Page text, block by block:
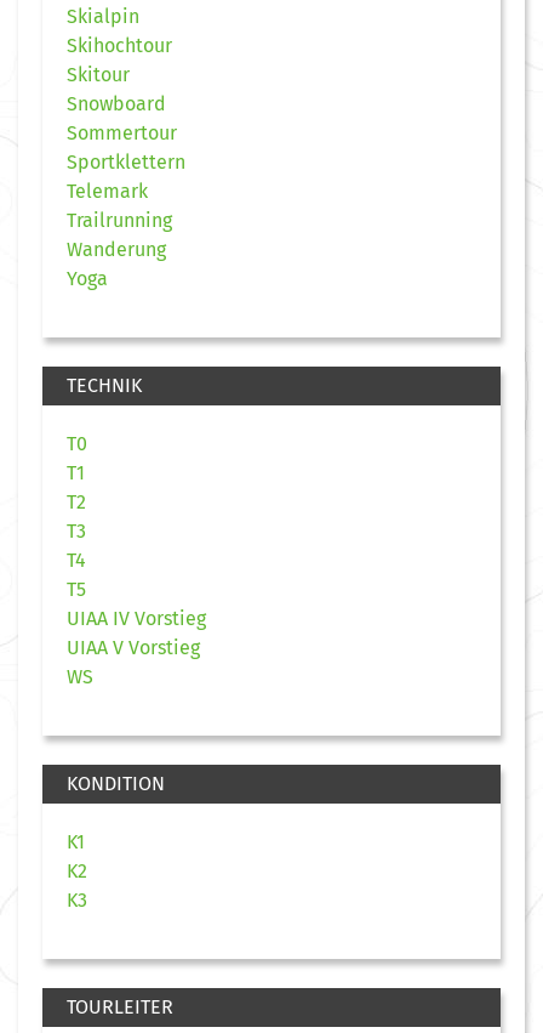
Skialpin
Skihochtour
Skitour
Snowboard
Sommertour
Sportklettern
Telemark
Trailrunning
Wanderung
Yoga
TECHNIK
T0
T1
T2
T3
T4
T5
UIAA IV Vorstieg
UIAA V Vorstieg
WS
KONDITION
K1
K2
K3
TOURLEITER